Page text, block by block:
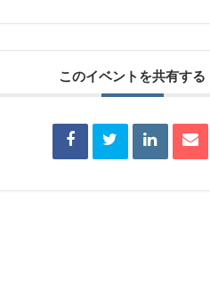
このイベントを共有する